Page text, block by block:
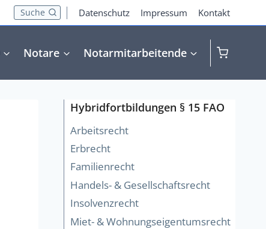
Suche Datenschutz Impressum Kontakt
Notare Notarmitarbeitende
Hybridfortbildungen § 15 FAO
Arbeitsrecht
Erbrecht
Familienrecht
Handels- & Gesellschaftsrecht
Insolvenzrecht
Miet- & Wohnungseigentumsrecht